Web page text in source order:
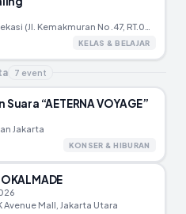
KELAS & BELAJAR
7 event
“AETERNA VOYAGE”
Jakarta
KONSER & HIBURAN
Avenue Mall, Jakarta Utara